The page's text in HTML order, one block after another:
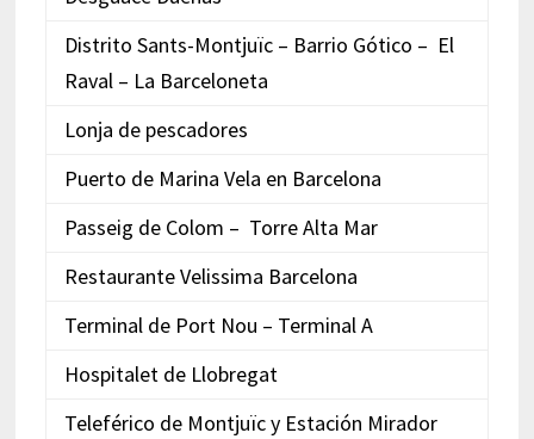
Distrito Sants-Montjuïc – Barrio Gótico – El
Raval – La Barceloneta
Lonja de pescadores
Puerto de Marina Vela en Barcelona
Passeig de Colom – Torre Alta Mar
Restaurante Velissima Barcelona
Terminal de Port Nou – Terminal A
Hospitalet de Llobregat
Teleférico de Montjuïc y Estación Mirador